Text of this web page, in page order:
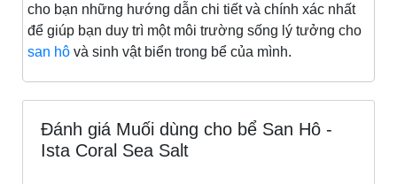
cho bạn những hướng dẫn chi tiết và chính xác nhất
để giúp bạn duy trì một môi trường sống lý tưởng cho
san hô và sinh vật biển trong bể của mình.
Đánh giá Muối dùng cho bể San Hô -
Ista Coral Sea Salt